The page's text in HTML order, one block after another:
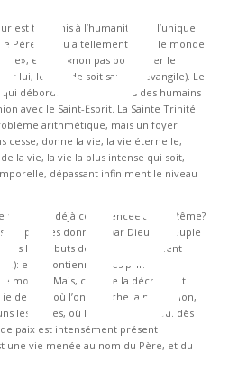
est transmis à l’humanité par l’unique
Père: «Dieu a tellement aimé le monde
et cela «non pas pour juger le
lui, le monde soit sauvé» (évangile). Le
qui déborde dans les cœurs des humains
avec le Saint-Esprit. La Sainte Trinité
arithmétique, mais un foyer
cesse, donne la vie, la vie éternelle,
la vie, la vie la plus intense qui soit,
dépassant infiniment le niveau
nouvelle, déjà commencée au baptême?
dix paroles données par Dieu au peuple
les débuts de son cheminement
elles contiennent les principes
morale. Mais, comme la décrit saint
de joie, où l’on cherche la perfection,
les autres, où l’on vit en paix, où. dès
paix est intensément présent
une vie menée au nom du Père, et du